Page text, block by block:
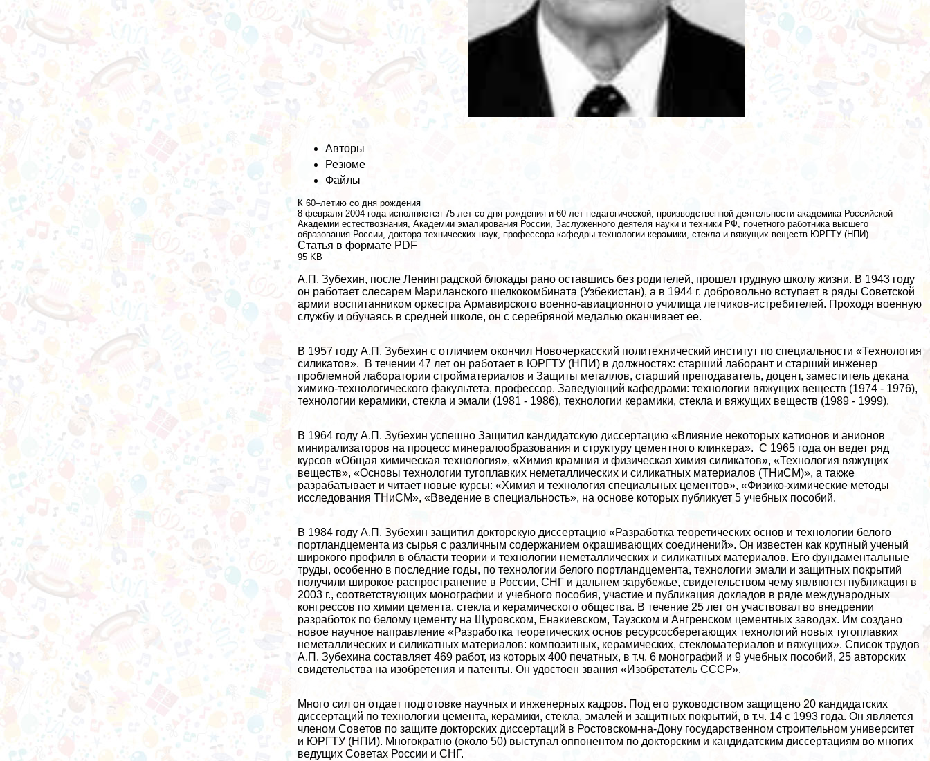
Авторы
Резюме
Файлы
К 60–летию со дня рождения
8 февраля 2004 года исполняется 75 лет со дня рождения и 60 лет педагогической, производственной деятельности академика Российской
Академии естествознания, Академии эмалирования России, Заслуженного деятеля науки и техники РФ, почетного работника высшего
образования России, доктора технических наук, профессора кафедры технологии керамики, стекла и вяжущих веществ ЮРГТУ (НПИ).
Статья в формате PDF
95 KB
А.П. Зубехин, после Ленинградской блокады рано оставшись без родителей, прошел трудную школу жизни. В 1943 году
он работает слесарем Мариланского шелкокомбината (Узбекистан), а в 1944 г. добровольно вступает в ряды Советской
армии воспитанником оркестра Армавирского военно-авиационного училища летчиков-истребителей. Проходя военную
службу и обучаясь в средней школе, он с серебряной медалью оканчивает ее.
В 1957 году А.П. Зубехин с отличием окончил Новочеркасский политехнический институт по специальности «Технология
силикатов». В течении 47 лет он работает в ЮРГТУ (НПИ) в должностях: старший лаборант и старший инженер
проблемной лаборатории стройматериалов и Защиты металлов, старший преподаватель, доцент, заместитель декана
химико-технологического факультета, профессор. Заведующий кафедрами: технологии вяжущих веществ (1974 - 1976),
технологии керамики, стекла и эмали (1981 - 1986), технологии керамики, стекла и вяжущих веществ (1989 - 1999).
В 1964 году А.П. Зубехин успешно Защитил кандидатскую диссертацию «Влияние некоторых катионов и анионов
минирализаторов на процесс минералообразования и структуру цементного клинкера». С 1965 года он ведет ряд
курсов «Общая химическая технология», «Химия крамния и физическая химия силикатов», «Технология вяжущих
веществ», «Основы технологии тугоплавких неметаллических и силикатных материалов (ТНиСМ)», а также
разpaбатывает и читает новые курсы: «Химия и технология специальных цементов», «Физико-химические методы
исследования ТНиСМ», «Введение в специальность», на основе которых публикует 5 учебных пособий.
В 1984 году А.П. Зубехин защитил докторскую диссертацию «Разработка теоретических основ и технологии белого
портландцемента из сырья с различным содержанием окрашивающих соединений». Он известен как крупный ученый
широкого профиля в области теории и технологии неметаллических и силикатных материалов. Его фундаментальные
труды, особенно в последние годы, по технологии белого портландцемента, технологии эмали и защитных покрытий
получили широкое распространение в России, СНГ и дальнем зарубежье, свидетельством чему являются публикация в
2003 г., соответствующих монографии и учебного пособия, участие и публикация докладов в ряде международных
конгрессов по химии цемента, стекла и керамического общества. В течение 25 лет он участвовал во внедрении
разработок по белому цементу на Щуровском, Енакиевском, Таузском и Ангренском цементных заводах. Им создано
новое научное направление «Разработка теоретических основ ресурсосберегающих технологий новых тугоплавких
неметаллических и силикатных материалов: композитных, керамических, стекломатериалов и вяжущих». Список трудов
А.П. Зубехина составляет 469 работ, из которых 400 печатных, в т.ч. 6 монографий и 9 учебных пособий, 25 авторских
свидетельства на изобретения и патенты. Он удостоен звания «Изобретатель СССР».
Много сил он отдает подготовке научных и инженерных кадров. Под его руководством защищено 20 кандидатских
диссертаций по технологии цемента, керамики, стекла, эмалей и защитных покрытий, в т.ч. 14 с 1993 года. Он является
члeном Советов по защите докторских диссертаций в Ростовском-на-Дону государственном строительном университет
и ЮРГТУ (НПИ). Многократно (около 50) выступал оппонентом по докторским и кандидатским диссертациям во многих
ведущих Советах России и СНГ.